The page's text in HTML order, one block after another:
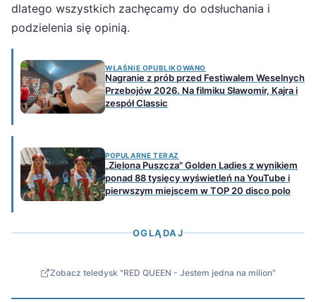
dlatego wszystkich zachęcamy do odsłuchania i
podzielenia się opinią.
WŁAŚNIE OPUBLIKOWANO
Nagranie z prób przed Festiwalem Weselnych
Przebojów 2026. Na filmiku Sławomir, Kajra i
zespół Classic
POPULARNE TERAZ
„Zielona Puszcza" Golden Ladies z wynikiem
ponad 88 tysięcy wyświetleń na YouTube i
pierwszym miejscem w TOP 20 disco polo
OGLĄDAJ
Zobacz teledysk "RED QUEEN - Jestem jedna na milion"